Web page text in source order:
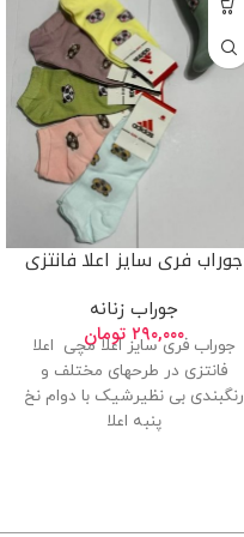
جوراب فری سایز اعلا فانتزی
جوراب زنانه
۲۹۰,۰۰۰ تومان
جوراب فری سایز اعلا مچی اعلا
فانتزی در طرحهای مختلف و
رنگبندی بی نظیرشیک با دوام نخ
پنبه اعلا